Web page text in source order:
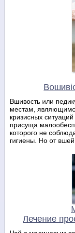
Вшивость или
местам,
кризисных
присуща
которого не
гигиены. Но от
Лечение